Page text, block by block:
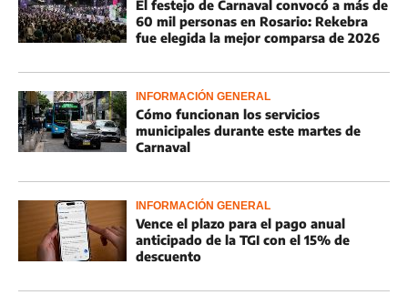
El festejo de Carnaval convocó a más de
60 mil personas en Rosario: Rekebra
fue elegida la mejor comparsa de 2026
INFORMACIÓN GENERAL
Cómo funcionan los servicios
municipales durante este martes de
Carnaval
INFORMACIÓN GENERAL
Vence el plazo para el pago anual
anticipado de la TGI con el 15% de
descuento